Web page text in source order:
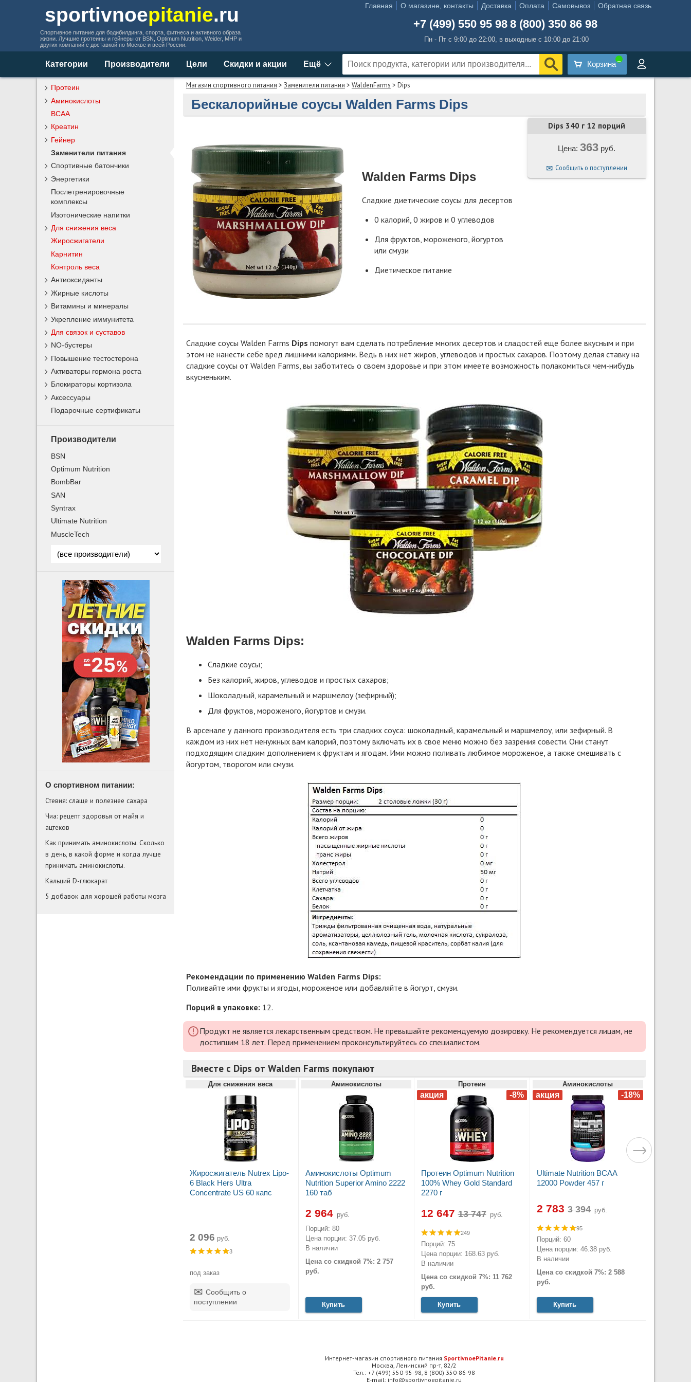
sportivnoepitanie.ru
Спортивное питание для бодибилдинга, спорта, фитнеса и активного образа
жизни. Лучшие протеины и гейнеры от BSN, Optimum Nutrition, Weider, MHP и
других компаний с доставкой по Москве и всей России.
Главная О магазине, контакты Доставка Оплата Самовывоз Обратная связь
+7 (499) 550 95 98 8 (800) 350 86 98
Пн - Пт с 9:00 до 22:00, в выходные с 10:00 до 21:00
Категории Производители Цели Скидки и акции Ещё Корзина
Магазин спортивного питания > Заменители питания > WaldenFarms > Dips
Бескалорийные соусы Walden Farms Dips
Walden Farms Dips
Сладкие диетические соусы для десертов
0 калорий, 0 жиров и 0 углеводов
Для фруктов, мороженого, йогуртов
или смузи
Диетическое питание
Dips 340 г 12 порций
Цена: 363руб.
Сообщить о поступлении
Сладкие соусы Walden Farms Dips помогут вам сделать потребление многих десертов и сладостей еще более вкусным и при
этом не нанести себе вред лишними калориями. Ведь в них нет жиров, углеводов и простых сахаров. Поэтому делая ставку на
сладкие соусы от Walden Farms, вы заботитесь о своем здоровье и при этом имеете возможность полакомиться чем-нибудь
вкусненьким.
Walden Farms Dips:
Сладкие соусы;
Без калорий, жиров, углеводов и простых сахаров;
Шоколадный, карамельный и маршмелоу (зефирный);
Для фруктов, мороженого, йогуртов и смузи.
В арсенале у данного производителя есть три сладких соуса: шоколадный, карамельный и маршмелоу, или зефирный. В
каждом из них нет ненужных вам калорий, поэтому включать их в свое меню можно без зазрения совести. Они станут
подходящим сладким дополнением к фруктам и ягодам. Ими можно поливать любимое мороженое, а также смешивать с
йогуртом, творогом или смузи.
Рекомендации по применению Walden Farms Dips:
Поливайте ими фрукты и ягоды, мороженое или добавляйте в йогурт, смузи.
Порций в упаковке: 12.
Продукт не является лекарственным средством. Не превышайте рекомендуемую дозировку. Не рекомендуется лицам, не
достигшим 18 лет. Перед применением проконсультируйтесь со специалистом.
Вместе с Dips от Walden Farms покупают
Для снижения веса
Жиросжигатель Nutrex Lipo-
6 Black Hers Ultra
Concentrate US 60 капс
2 096 руб.
3
под заказ
Сообщить о
поступлении
Аминокислоты
Аминокислоты Optimum
Nutrition Superior Amino 2222
160 таб
2 964 руб.
Порций: 80
Цена порции: 37.05 руб.
В наличии
Цена со скидкой 7%: 2 757
руб.
Купить
Протеин
Протеин Optimum Nutrition
100% Whey Gold Standard
2270 г
12 647 руб.
249
Порций: 75
Цена порции: 168.63 руб.
В наличии
Цена со скидкой 7%: 11 762
руб.
Купить
Аминокислоты
Ultimate Nutrition BCAA
12000 Powder 457 г
2 783 руб.
95
Порций: 60
Цена порции: 46.38 руб.
В наличии
Цена со скидкой 7%: 2 588
руб.
Купить
Интернет-магазин спортивного питания SportivnoePitanie.ru
Москва, Ленинский пр-т, 82/2
Тел.: +7 (499) 550-95-98, 8 (800) 350-86-98
E-mail: info@sportivnoepitanie.ru
Протеин
Аминокислоты
BCAA
Креатин
Гейнер
Заменители питания
Спортивные батончики
Энергетики
Послетренировочные
комплексы
Изотонические напитки
Для снижения веса
Жиросжигатели
Карнитин
Контроль веса
Антиоксиданты
Жирные кислоты
Витамины и минералы
Укрепление иммунитета
Для связок и суставов
NO-бустеры
Повышение тестостерона
Активаторы гормона роста
Блокираторы кортизола
Аксессуары
Подарочные сертификаты
Производители
BSN
Optimum Nutrition
BombBar
SAN
Syntrax
Ultimate Nutrition
MuscleTech
О спортивном питании:
Стевия: слаще и полезнее сахара
Чиа: рецепт здоровья от майя и
ацтеков
Как принимать аминокислоты. Сколько
в день, в какой форме и когда лучше
принимать аминокислоты.
Кальций D-глюкарат
5 добавок для хорошей работы мозга